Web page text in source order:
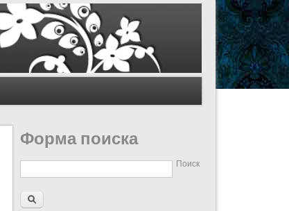
Форма поиска
Поиск